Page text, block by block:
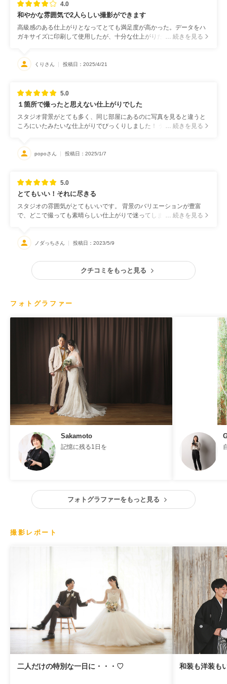
4.0
和やかな雰囲気で2人らしい撮影ができます
高級感のある仕上がりとなってとても満足度が高かった。データをハ
ガキサイズに印刷して使用したが、十分な仕上がりだった。… 続きを見る
くりさん 投稿日：2025/4/21
5.0
１箇所で撮ったと思えない仕上がりでした
スタジオ背景がとても多く、同じ部屋にあるのに写真を見ると違うと
ころにいたみたいな仕上がりでびっくりしました！ テラスがあるので
の撮影で、最初は短いかなって思ったのですが、フレンドリーなスタ
でした。 全データの修整はついてないのですが、必要ないくらい綺麗
でした。背景によっては顔が少し暗く映っているものもありました
が、自分で編集しようと思います。
… 続きを見る
popoさん 投稿日：2025/1/7
5.0
とてもいい！それに尽きる
スタジオの雰囲気がとてもいいです。 背景のバリエーションが豊富
で、どこで撮っても素晴らしい仕上がりで迷ってしまいます。
… 続きを見る
ノダっちさん 投稿日：2023/5/9
クチコミをもっと見る
フォトグラファー
Sakamoto
記憶に残る1日を
フォトグラファーをもっと見る
撮影レポート
二人だけの特別な一日に・・・♡ 和装も洋装も